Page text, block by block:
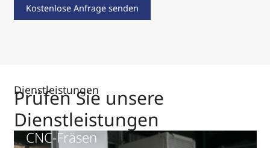
Kostenlose Anfrage senden
Dienstleistungen
Prüfen Sie unsere
Dienstleistungen
CNC-Fräsen